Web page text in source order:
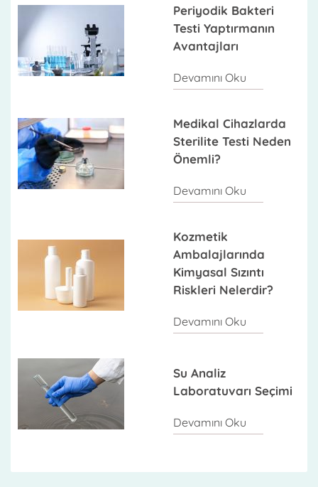
Periyodik Bakteri
Testi Yaptırmanın
Avantajları
Devamını Oku
Medikal Cihazlarda
Sterilite Testi Neden
Önemli?
Devamını Oku
Kozmetik
Ambalajlarında
Kimyasal Sızıntı
Riskleri Nelerdir?
Devamını Oku
Su Analiz
Laboratuvarı Seçimi
Devamını Oku